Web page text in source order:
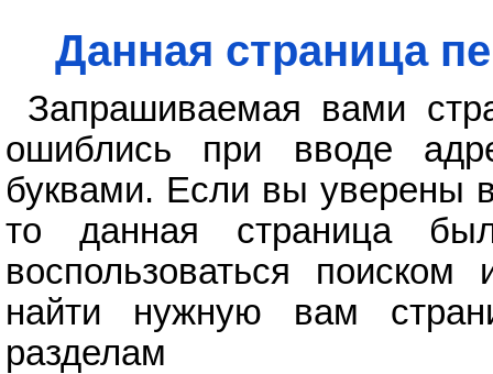
Данная страница
Запрашиваемая вами
ошиблись при вводе
буквами. Если вы уверены
то данная страница
воспользоваться поиском
найти нужную вам
разделам